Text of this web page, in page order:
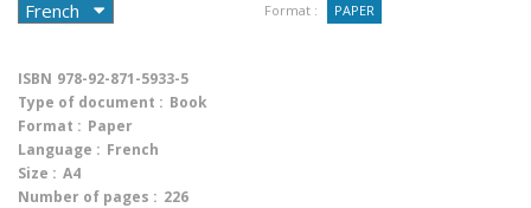
Format : PAPER
ISBN 978-92-871-5933-5
Type of document : Book
Format : Paper
Language : French
Size : A4
Number of pages : 226